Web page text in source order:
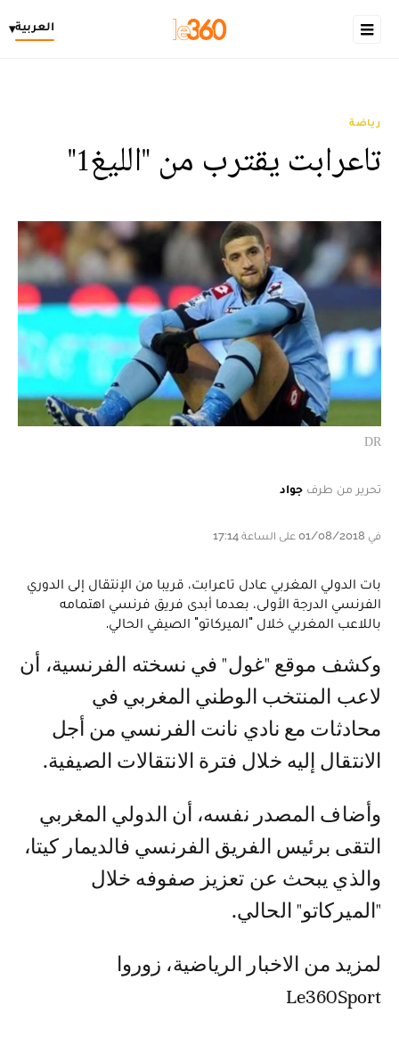
العربية▾
رياضة
تاعرابت يقترب من "الليغ1"
DR
تحرير من طرف جواد
في 01/08/2018 على الساعة 17:14
بات الدولي المغربي عادل تاعرابت، قريبا من الإنتقال إلى الدوري
الفرنسي الدرجة الأولى، بعدما أبدى فريق فرنسي اهتمامه
باللاعب المغربي خلال "الميركاتو" الصيفي الحالي.
وكشف موقع "غول" في نسخته الفرنسية، أن
لاعب المنتخب الوطني المغربي في
محادثات مع نادي نانت الفرنسي من أجل
الانتقال إليه خلال فترة الانتقالات الصيفية.
وأضاف المصدر نفسه، أن الدولي المغربي
التقى برئيس الفريق الفرنسي فالديمار كيتا،
والذي يبحث عن تعزيز صفوفه خلال
"الميركاتو" الحالي.
لمزيد من الاخبار الرياضية، زوروا
Le360Sport